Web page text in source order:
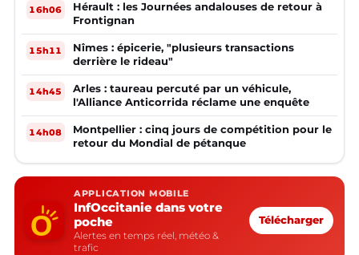
16h06
Hérault : les Journées andalouses de retour à
Frontignan
15h11
Nîmes : épicerie, "plusieurs transactions
derrière le rideau"
14h45
Arles : taureau percuté par un véhicule,
l'Alliance Anticorrida réclame une enquête
14h08
Montpellier : cinq jours de compétition pour le
retour du Mondial de pétanque
APPLICATION MOBILE
InfOccitanie dans votre
poche
Alertes en temps réel, météo &
trafic
Télécharger